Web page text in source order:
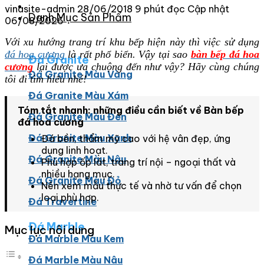
Danh Mục Sản Phẩm
Đá Granite
Đá Granite Màu Vàng
Đá Granite Màu Xám
Đá Granite Màu Đen
Đá Granite Màu Xanh
Đá Granite Màu Nâu
Đá Granite Màu Đỏ
Đá Travertine
Đá Marble
Đá Marble Màu Kem
Đá Marble Màu Nâu
vinasite-admin 28/06/2018 9 phút đọc Cập nhật
06/08/2026
Với xu hướng trang trí khu bếp hiện này thì việc sử dụng
đá hoa cươnglà rất phổ biển. Vậy tại sao bàn bếp đá hoa
cươnglại được ưa chuộng đến như vậy? Hãy cùng chúng
tôi đi tìm hiểu nhé!
Tóm tắt nhanh: những điều cần biết về Bàn bếp
đá hoa cương
Đá bền, thẩm mỹ cao với hệ vân đẹp, ứng
dụng linh hoạt.
Phù hợp ốp lát, trang trí nội – ngoại thất và
nhiều hạng mục.
Nên xem mẫu thực tế và nhờ tư vấn để chọn
loại phù hợp.
Mục lục nội dung